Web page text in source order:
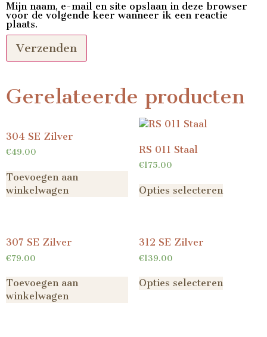
Mijn naam, e-mail en site opslaan in deze browser
voor de volgende keer wanneer ik een reactie
plaats.
Gerelateerde producten
304 SE Zilver
€49.00
Toevoegen aan
winkelwagen
RS 011 Staal
€175.00
Opties selecteren
307 SE Zilver
€79.00
Toevoegen aan
winkelwagen
312 SE Zilver
€139.00
Opties selecteren